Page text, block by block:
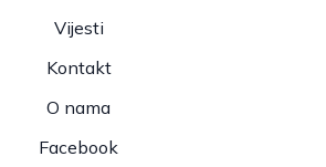
Vijesti
Kontakt
O nama
Facebook